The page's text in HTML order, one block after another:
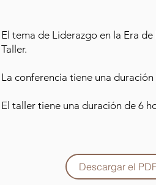
El tema de Liderazgo en la Era
Taller.
La conferencia tiene una
El taller tiene una duración de 6
Descargar el